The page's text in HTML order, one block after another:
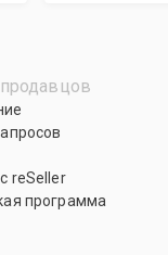
reSeller
программа